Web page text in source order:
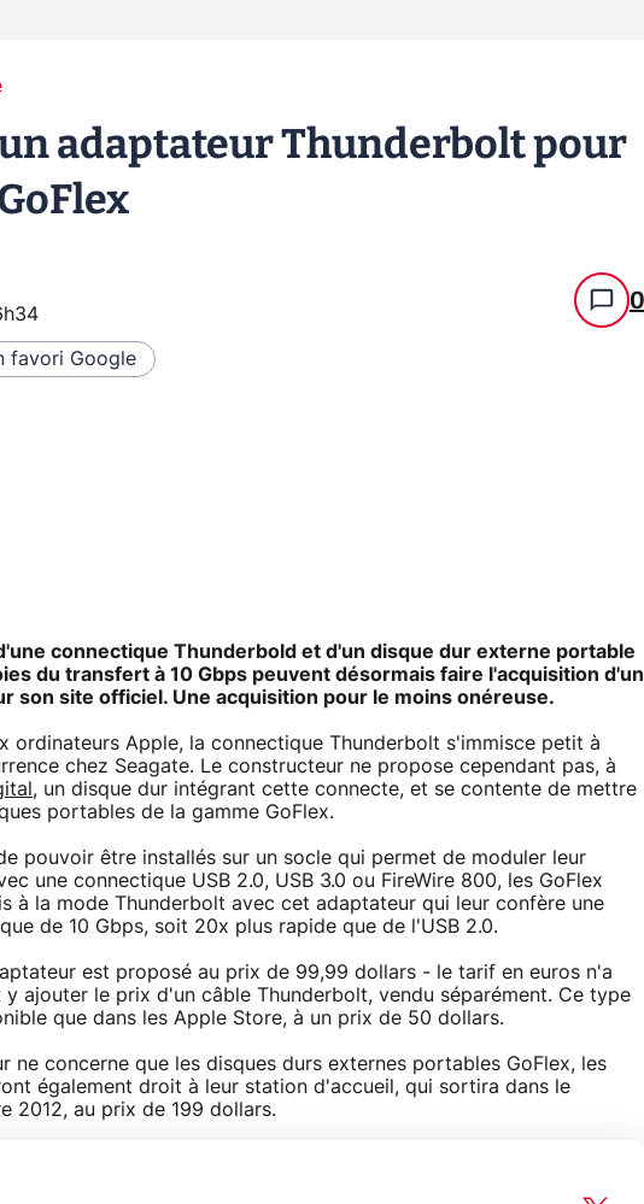
adaptateur Thunderbolt pour
0
favori Google
connectique Thunderbold et d'un disque dur externe portable
du transfert à 10 Gbps peuvent désormais faire l'acquisition d'un
son site officiel. Une acquisition pour le moins onéreuse.
ordinateurs Apple, la connectique Thunderbolt s'immisce petit à
chez Seagate. Le constructeur ne propose cependant pas, à
, un disque dur intégrant cette connecte, et se contente de mettre
portables de la gamme GoFlex.
pouvoir être installés sur un socle qui permet de moduler leur
une connectique USB 2.0, USB 3.0 ou FireWire 800, les GoFlex
à la mode Thunderbolt avec cet adaptateur qui leur confère une
de 10 Gbps, soit 20x plus rapide que de l'USB 2.0.
est proposé au prix de 99,99 dollars - le tarif en euros n'a
ajouter le prix d'un câble Thunderbolt, vendu séparément. Ce type
que dans les Apple Store, à un prix de 50 dollars.
ne concerne que les disques durs externes portables GoFlex, les
également droit à leur station d'accueil, qui sortira dans le
2012, au prix de 199 dollars.